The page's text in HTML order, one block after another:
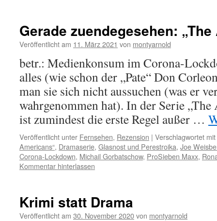
Gerade zuendegesehen:
Veröffentlicht am 11. März 2021 von montyarnold
betr.: Medienkonsum im Corona-
alles (wie schon der „Pate“ Don
man sie sich nicht aussuchen (was er
wahrgenommen hat). In der Serie
ist zumindest die erste Regel außer …
Veröffentlicht unter Fernsehen, Rezension | Verschlagwortet mit
Americans“, Dramaserie, Glasnost und Perestroika, Joe
Corona-Lockdown, Michail Gorbatschow, ProSieben Maxx,
Kommentar hinterlassen
Krimi statt Drama
Veröffentlicht am 30. November 2020von montyarnold